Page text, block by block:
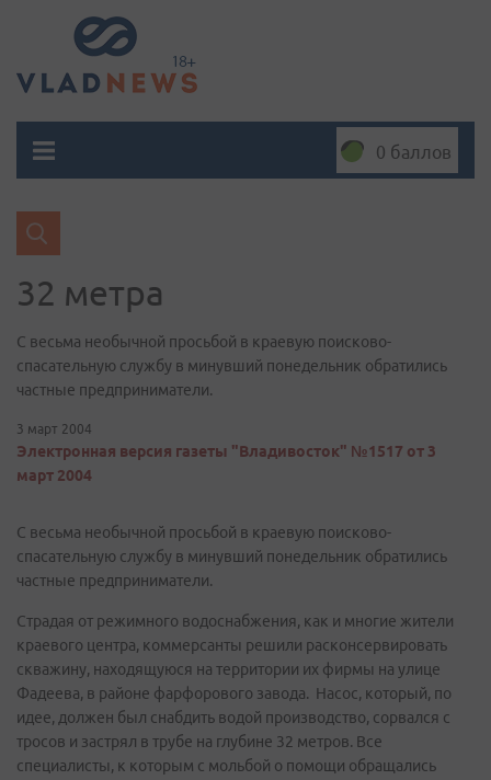
0 баллов
32 метра
С весьма необычной просьбой в краевую поисково-
спасательную службу в минувший понедельник обратились
частные предприниматели.
3 март 2004
Электронная версия газеты "Владивосток" №1517 от 3
март 2004
С весьма необычной просьбой в краевую поисково-
спасательную службу в минувший понедельник обратились
частные предприниматели.
Страдая от режимного водоснабжения, как и многие жители
краевого центра, коммерсанты решили расконсервировать
скважину, находящуюся на территории их фирмы на улице
Фадеева, в районе фарфорового завода. Насос, который, по
идее, должен был снабдить водой производство, сорвался с
тросов и застрял в трубе на глубине 32 метров. Все
специалисты, к которым с мольбой о помощи обращались